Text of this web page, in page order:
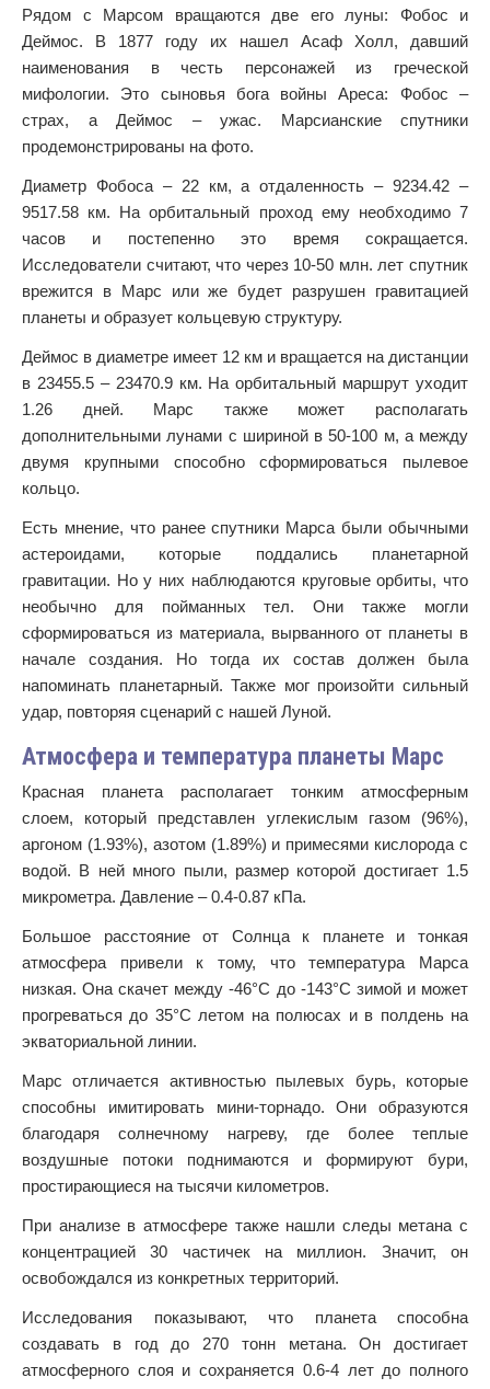
Рядом с Марсом вращаются две его луны: Фобос и
Деймос. В 1877 году их нашел Асаф Холл, давший
наименования в честь персонажей из греческой
мифологии. Это сыновья бога войны Ареса: Фобос –
страх, а Деймос – ужас. Марсианские спутники
продемонстрированы на фото.
Диаметр Фобоса – 22 км, а отдаленность – 9234.42 –
9517.58 км. На орбитальный проход ему необходимо 7
часов и постепенно это время сокращается.
Исследователи считают, что через 10-50 млн. лет спутник
врежится в Марс или же будет разрушен гравитацией
планеты и образует кольцевую структуру.
Деймос в диаметре имеет 12 км и вращается на дистанции
в 23455.5 – 23470.9 км. На орбитальный маршрут уходит
1.26 дней. Марс также может располагать
дополнительными лунами с шириной в 50-100 м, а между
двумя крупными способно сформироваться пылевое
кольцо.
Есть мнение, что ранее спутники Марса были обычными
астероидами, которые поддались планетарной
гравитации. Но у них наблюдаются круговые орбиты, что
необычно для пойманных тел. Они также могли
сформироваться из материала, вырванного от планеты в
начале создания. Но тогда их состав должен была
напоминать планетарный. Также мог произойти сильный
удар, повторяя сценарий с нашей Луной.
Атмосфера и температура планеты Марс
Красная планета располагает тонким атмосферным
слоем, который представлен углекислым газом (96%),
аргоном (1.93%), азотом (1.89%) и примесями кислорода с
водой. В ней много пыли, размер которой достигает 1.5
микрометра. Давление – 0.4-0.87 кПа.
Большое расстояние от Солнца к планете и тонкая
атмосфера привели к тому, что температура Марса
низкая. Она скачет между -46°C до -143°C зимой и может
прогреваться до 35°C летом на полюсах и в полдень на
экваториальной линии.
Марс отличается активностью пылевых бурь, которые
способны имитировать мини-торнадо. Они образуются
благодаря солнечному нагреву, где более теплые
воздушные потоки поднимаются и формируют бури,
простирающиеся на тысячи километров.
При анализе в атмосфере также нашли следы метана с
концентрацией 30 частичек на миллион. Значит, он
освобождался из конкретных территорий.
Исследования показывают, что планета способна
создавать в год до 270 тонн метана. Он достигает
атмосферного слоя и сохраняется 0.6-4 лет до полного